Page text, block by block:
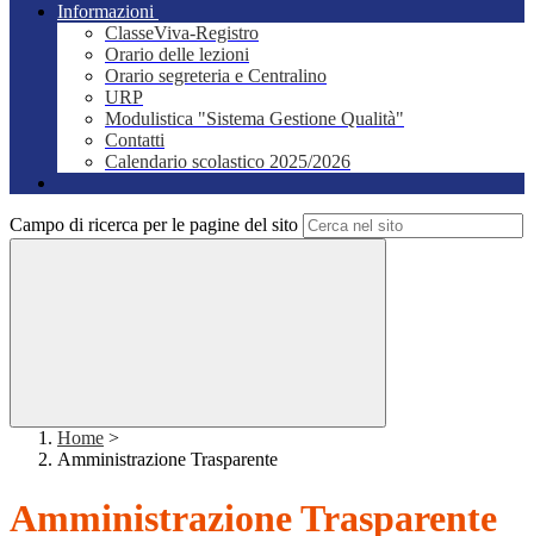
Informazioni
ClasseViva-Registro
Orario delle lezioni
Orario segreteria e Centralino
URP
Modulistica "Sistema Gestione Qualità"
Contatti
Calendario scolastico 2025/2026
Campo di ricerca per le pagine del sito
Home >
Amministrazione Trasparente
Amministrazione Trasparente